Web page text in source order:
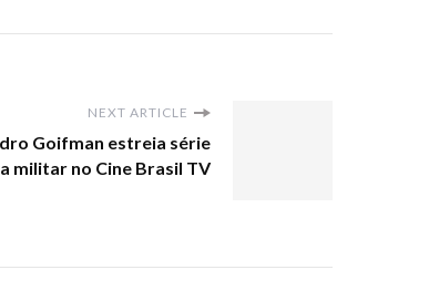
NEXT ARTICLE
Goifman estreia série
militar no Cine Brasil TV